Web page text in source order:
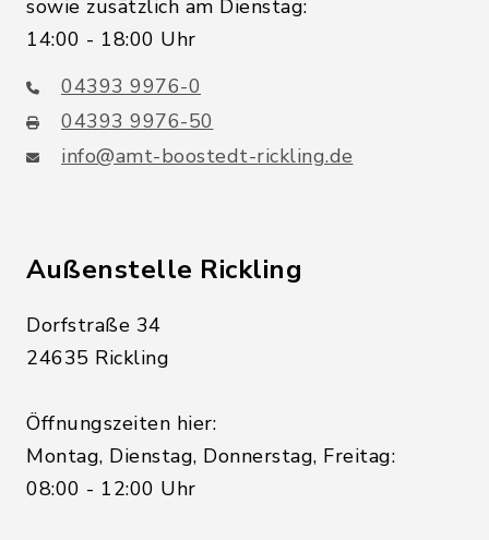
sowie zusätzlich am Dienstag:
14:00 - 18:00 Uhr
04393 9976-0
04393 9976-50
info@amt-boostedt-rickling.de
Außenstelle Rickling
Dorfstraße 34
24635 Rickling
Öffnungszeiten hier:
Montag, Dienstag, Donnerstag, Freitag:
08:00 - 12:00 Uhr